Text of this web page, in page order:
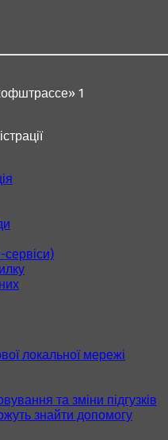
1
локальної мережі
та зміни підгузків
знайти допомогу